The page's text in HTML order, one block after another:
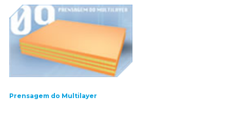
Prensagem do Multilayer